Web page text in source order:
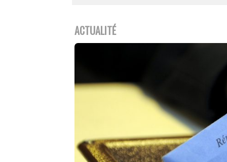
ACTUALITÉ